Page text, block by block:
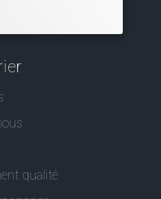
qualité